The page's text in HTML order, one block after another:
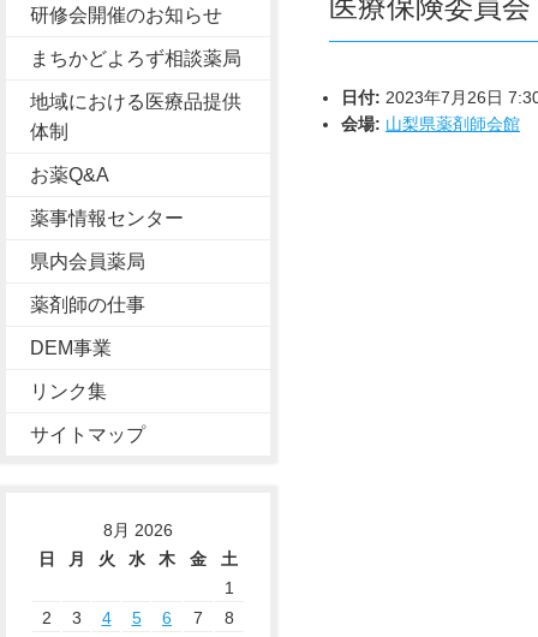
研修会開催のお知らせ
まちかどよろず相談薬局
地域における医療品提供
体制
お薬Q&A
薬事情報センター
県内会員薬局
薬剤師の仕事
DEM事業
リンク集
サイトマップ
8月 2026
日
月 火 水 木 金
土
1
2
3 4 5 6 7
8
医療保険委員会
日付: 2023年7月26日
会場: 山梨県薬剤師会館